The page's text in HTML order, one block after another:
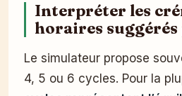
Interpréter les
horaires
Le simulateur propose
4, 5 ou 6 cycles. Pour la